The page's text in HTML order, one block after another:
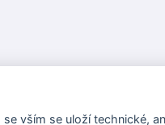
vším se uloží technické,